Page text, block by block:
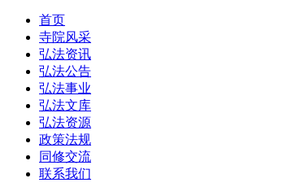
首页
寺院风采
弘法资讯
弘法公告
弘法事业
弘法文库
弘法资源
政策法规
同修交流
联系我们